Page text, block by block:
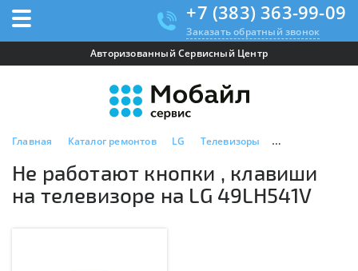
+7 (383) 363-99-09
Заказать обратный звонок
Авторизованный Сервисный Центр
Главная Каталог ремонтов LG Телевизоры LG 49LH541V
Не работают кнопки , клавиши
на телевизоре на LG 49LH541V